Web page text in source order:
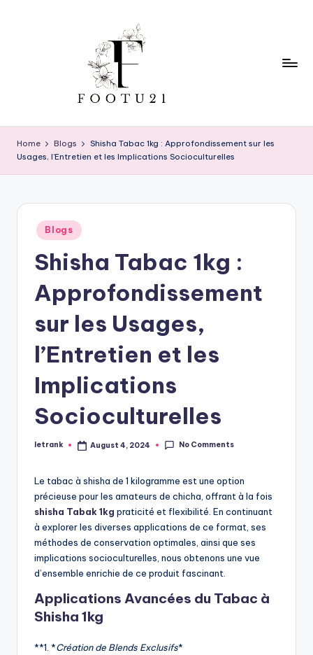
o
o
Home Blogs
Shisha Tabac 1kg : Approfondissement sur les
Usages, l’Entretien et les Implications Socioculturelles
Posted
in
Blogs
Shisha Tabac 1kg :
Approfondissement
sur les Usages,
l’Entretien et les
Implications
Socioculturelles
Posted
letrank August 4, 2024 No Comments
Le tabac à shisha de 1 kilogramme est une option
précieuse pour les amateurs de chicha, offrant à la fois
shisha Tabak 1kg praticité et flexibilité. En continuant
à explorer les diverses applications de ce format, ses
méthodes de conservation optimales, ainsi que ses
implications socioculturelles, nous obtenons une vue
d’ensemble enrichie de ce produit fascinant.
Applications Avancées du Tabac à
Shisha 1kg
**1. *Création de Blends Exclusifs*